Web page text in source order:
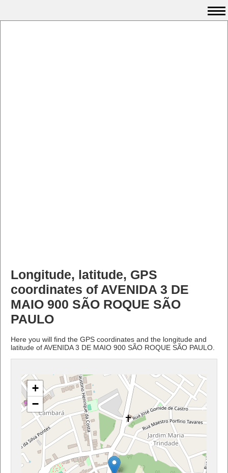
Longitude, latitude, GPS
coordinates of AVENIDA 3 DE
MAIO 900 SÃO ROQUE SÃO
PAULO
Here you will find the GPS coordinates and the longitude and
latitude of AVENIDA 3 DE MAIO 900 SÃO ROQUE SÃO PAULO.
+
−